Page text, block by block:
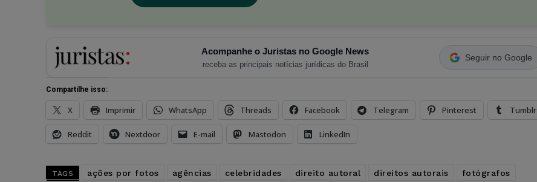
Acompanhe o Juristas no Google News
receba as principais notícias jurídicas do Brasil
Seguir no Google
Compartilhe isso:
X Imprimir WhatsApp Threads Facebook Telegram Pinterest Tumblr
Reddit Nextdoor E-mail Mastodon LinkedIn
TAGS ações por fotos agências celebridades direito autoral direitos autorais
fotógrafos